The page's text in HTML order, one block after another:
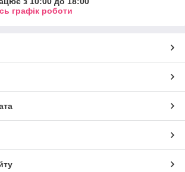
графік роботи